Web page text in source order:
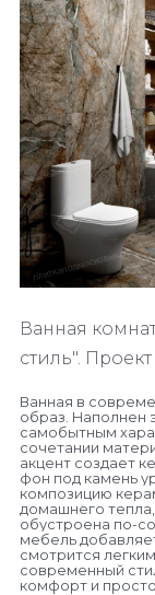
Ванная
стиль".
Ванная в
образ. Наполнен
самобытным
сочетании
акцент создает
фон под камень
композицию
домашнего
обустроена по-
мебель
смотрится
современный
комфорт и